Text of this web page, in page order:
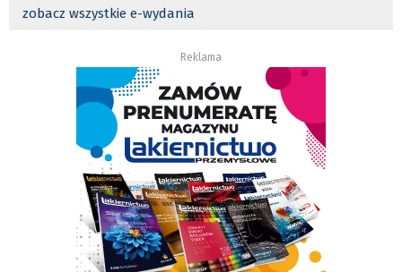
zobacz wszystkie e-wydania
Reklama